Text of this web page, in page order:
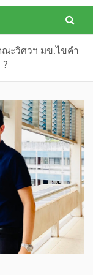
ณะวิศวฯ มข.ไขคำ
?